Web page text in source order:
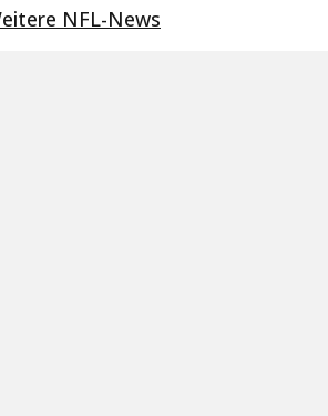
NFL-News